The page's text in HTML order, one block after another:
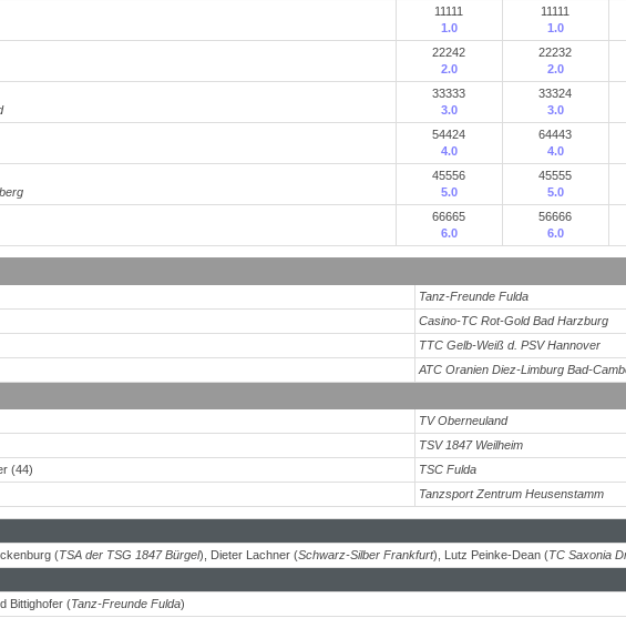
11111
1.0
11111
1.0
22242
2.0
22232
2.0
33333
3.0
33324
3.0
54424
4.0
64443
4.0
45556
5.0
45555
5.0
66665
6.0
56666
6.0
Tanz-Freunde Fulda
Casino-TC Rot-Gold Bad Harzburg
TTC Gelb-Weiß d. PSV Hannover
ATC Oranien Diez-Limburg Bad-
TV Oberneuland
TSV 1847 Weilheim
(44)
TSC Fulda
Tanzsport Zentrum Heusenstamm
(TSA der TSG 1847 Bürgel), Dieter Lachner (Schwarz-Silber Frankfurt), Lutz Peinke-Dean (TC Saxonia
Bittighofer (Tanz-Freunde Fulda)